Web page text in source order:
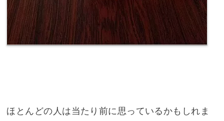
ほとんどの人は当たり前に思っているかもしれま